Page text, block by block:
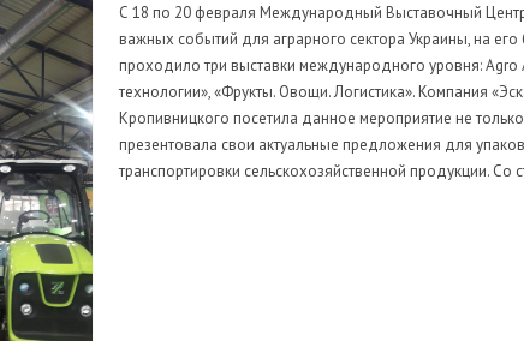
С 18 по 20 февраля Международный Выставочный
важных событий для аграрного сектора Украины, на
проходило три выставки международного уровня: Agro
технологии», «Фрукты. Овощи. Логистика». Компания
Кропивницкого посетила данное мероприятие не только
презентовала свои актуальные предложения для
транспортировки сельскохозяйственной продукции. Со